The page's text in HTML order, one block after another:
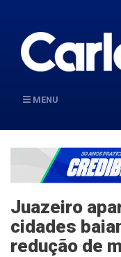
MENU
Juazeiro
cidades
redução de